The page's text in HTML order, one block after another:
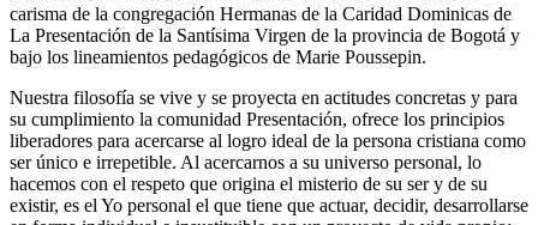
carisma de la congregación Hermanas de la Caridad Dominicas de
La Presentación de la Santísima Virgen de la provincia de Bogotá y
bajo los lineamientos pedagógicos de Marie Poussepin.
Nuestra filosofía se vive y se proyecta en actitudes concretas y para
su cumplimiento la comunidad Presentación, ofrece los principios
liberadores para acercarse al logro ideal de la persona cristiana como
ser único e irrepetible. Al acercarnos a su universo personal, lo
hacemos con el respeto que origina el misterio de su ser y de su
existir, es el Yo personal el que tiene que actuar, decidir, desarrollarse